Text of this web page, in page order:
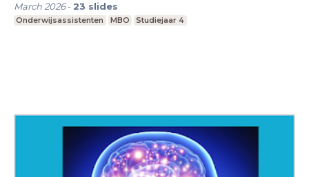
March 2026- 23 slides
Onderwijsassistenten MBO Studiejaar 4